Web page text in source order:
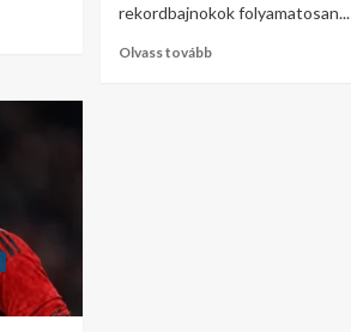
rekordbajnokok folyamatosan...
Olvass tovább